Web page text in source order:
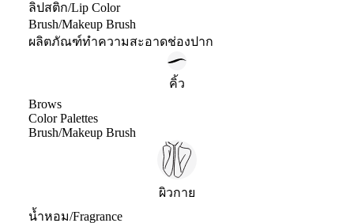
ลิปสติก/Lip Color
Brush/Makeup Brush
ผลิตภัณฑ์ทำความสะอาดช่องปาก
คิ้ว
Brows
Color Palettes
Brush/Makeup Brush
ผิวกาย
น้ำหอม/Fragrance